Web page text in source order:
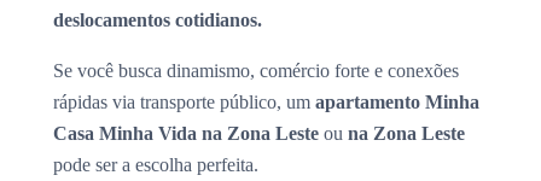
deslocamentos cotidianos.
Se você busca dinamismo, comércio forte e conexões
rápidas via transporte público, um apartamento Minha
Casa Minha Vida na Zona Leste ou na Zona Leste
pode ser a escolha perfeita.